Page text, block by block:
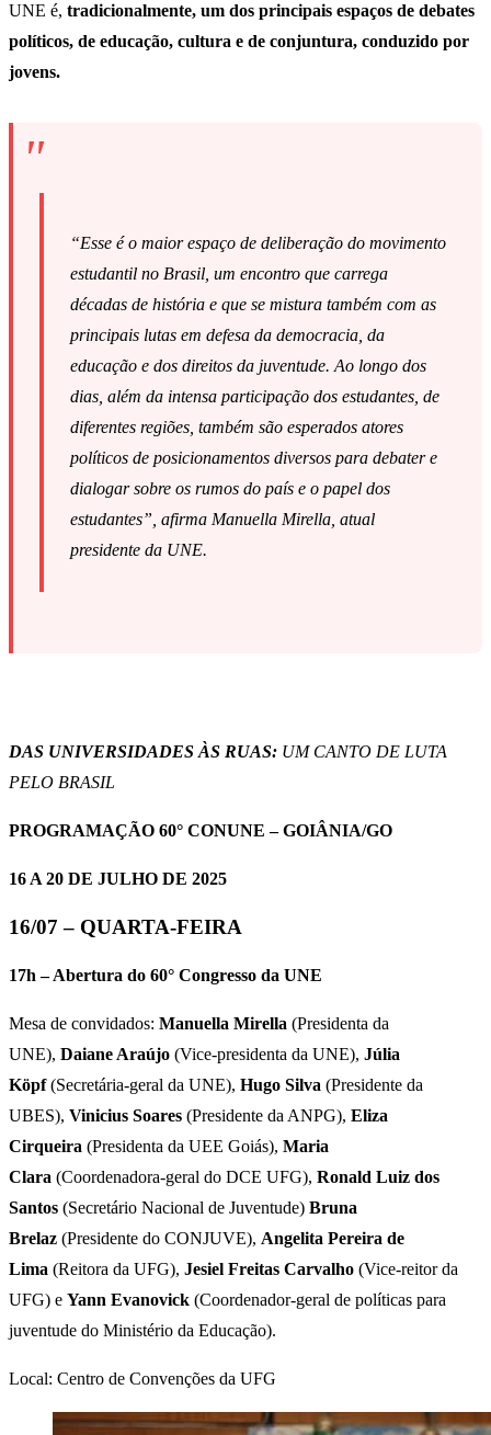
UNE é, tradicionalmente, um dos principais espaços de debates
políticos, de educação, cultura e de conjuntura, conduzido por
jovens.
“Esse é o maior espaço de deliberação do movimento
estudantil no Brasil, um encontro que carrega
décadas de história e que se mistura também com as
principais lutas em defesa da democracia, da
educação e dos direitos da juventude. Ao longo dos
dias, além da intensa participação dos estudantes, de
diferentes regiões, também são esperados atores
políticos de posicionamentos diversos para debater e
dialogar sobre os rumos do país e o papel dos
estudantes”, afirma Manuella Mirella, atual
presidente da UNE.
DAS UNIVERSIDADES ÀS RUAS: UM CANTO DE LUTA
PELO BRASIL
PROGRAMAÇÃO 60° CONUNE – GOIÂNIA/GO
16 A 20 DE JULHO DE 2025
16/07 – QUARTA-FEIRA
17h – Abertura do 60° Congresso da UNE
Mesa de convidados: Manuella Mirella (Presidenta da
UNE), Daiane Araújo (Vice-presidenta da UNE), Júlia
Köpf(Secretária-geral da UNE), Hugo Silva (Presidente da
UBES), Vinicius Soares (Presidente da ANPG), Eliza
Cirqueira (Presidenta da UEE Goiás), Maria
Clara (Coordenadora-geral do DCE UFG), Ronald Luiz dos
Santos (Secretário Nacional de Juventude) Bruna
Brelaz (Presidente do CONJUVE), Angelita Pereira de
Lima (Reitora da UFG), Jesiel Freitas Carvalho (Vice-reitor da
UFG) e Yann Evanovick (Coordenador-geral de políticas para
juventude do Ministério da Educação).
Local: Centro de Convenções da UFG